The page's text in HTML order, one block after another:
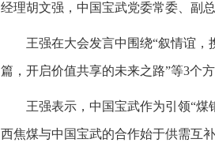
经理胡文强，中国宝武党委常委、副
王强在大会发言中围绕“叙情谊，
篇，开启价值共享的未来之路”等3个
王强表示，中国宝武作为引领“
西焦煤与中国宝武的合作始于供需互